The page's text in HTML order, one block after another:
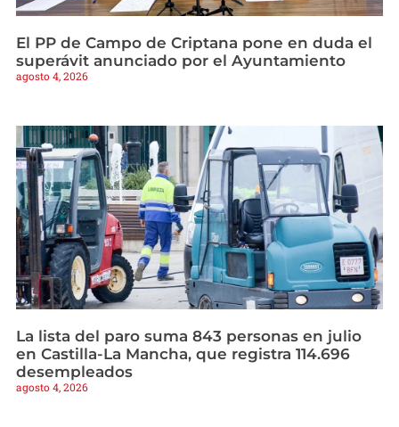
El PP de Campo de Criptana pone en duda el
superávit anunciado por el Ayuntamiento
agosto 4, 2026
La lista del paro suma 843 personas en julio
en Castilla-La Mancha, que registra 114.696
desempleados
agosto 4, 2026